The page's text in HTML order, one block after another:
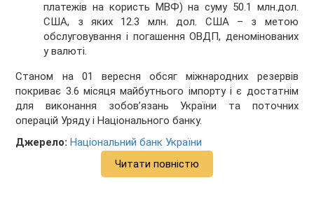
платежів на користь МВФ) на суму 50.1 млн.дол.
США, з яких 12.3 млн. дол. США – з метою
обслуговування і погашення ОВДП, деномінованих
у валюті.
Станом на 01 вересня обсяг міжнародних резервів
покриває 3.6 місяця майбутнього імпорту і є достатнім
для виконання зобов’язань України та поточних
операцій Уряду і Національного банку.
Джерело: Нацiональний банк України
Читати повністю